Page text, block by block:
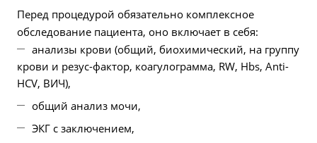
Перед процедурой обязательно комплексное
обследование пациента, оно включает в себя:
анализы крови (общий, биохимический, на группу
крови и резус-фактор, коагулограмма, RW, Hbs, Anti-
HCV, ВИЧ),
общий анализ мочи,
ЭКГ с заключением,